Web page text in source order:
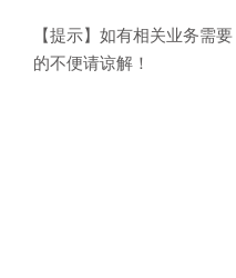
【提示】如有相关业务需
的不便请谅解！